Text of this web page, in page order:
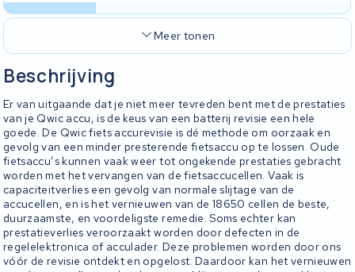
Beschrijving
Er van uitgaande dat je niet meer tevreden bent met de prestaties
van je Qwic accu, is de keus van een batterij revisie een hele
goede. De Qwic fiets accurevisie is dé methode om oorzaak en
gevolg van een minder presterende fietsaccu op te lossen. Oude
fietsaccu’s kunnen vaak weer tot ongekende prestaties gebracht
worden met het vervangen van de fietsaccucellen. Vaak is
capaciteitverlies een gevolg van normale slijtage van de
accucellen, en is het vernieuwen van de 18650 cellen de beste,
duurzaamste, en voordeligste remedie. Soms echter kan
prestatieverlies veroorzaakt worden door defecten in de
regelelektronica of acculader. Deze problemen worden door ons
vóór de revisie ontdekt en opgelost. Daardoor kan het vernieuwen
Meer tonen